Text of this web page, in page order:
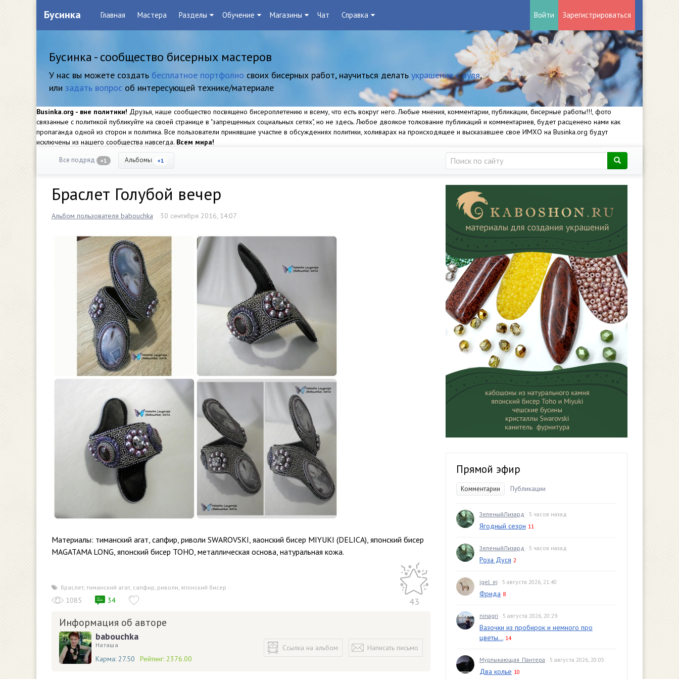
Бусинка Главная Мастера Разделы Обучение Магазины Чат Справка Войти Зарегистрироваться
Бусинка - сообщество бисерных мастеров
У нас вы можете создать бесплатное портфолио своих бисерных работ, научиться делать украшение с нуля,
или задать вопрос об интересующей технике/материале
Businka.org - вне политики! Друзья, наше сообщество посвящено бисероплетению и всему, что есть вокруг него. Любые мнения, комментарии, публикации, бисерные работы!!!, фото
связанные с политикой публикуйте на своей странице в "запрещенных социальных сетях", но не здесь. Любое двоякое толкование публикаций и комментариев, будет расценено нами как
пропаганда одной из сторон и политика. Все пользователи принявшие участие в обсуждениях политики, холиварах на происходящее и высказавшее свое ИМХО на Businka.org будут
исключены из нашего сообщества навсегда. Всем мира!
Все подряд +1 Альбомы +1
Браслет Голубой вечер
Альбом пользователя babouchka 30 сентября 2016, 14:07
Материалы: тиманский агат, сапфир, риволи SWAROVSKI, яаонский бисер MIYUKI (DELICA), японский бисер
MAGATAMA LONG, японский бисер TOHO, металлическая основа, натуральная кожа.
браслет, тиманский агат, сапфир, риволи, японский бисер
43
1085 34
Информация об авторе
babouchka
Наташа
Карма: 27.50 Рейтинг: 2376.00
Ссылка на альбом Написать письмо
Прямой эфир
Комментарии Публикации
ЗеленыйЛизард · 5 часов назад
Ягодный сезон 11
ЗеленыйЛизард · 5 часов назад
Роза Дуся 2
igel_ej · 5 августа 2026, 21:40
Фрида 8
ninagri · 5 августа 2026, 20:29
Вазочки из пробирок и немного про
цветы... 14
Мурлыкающая_Пантера · 5 августа 2026, 20:05
Два колье 10